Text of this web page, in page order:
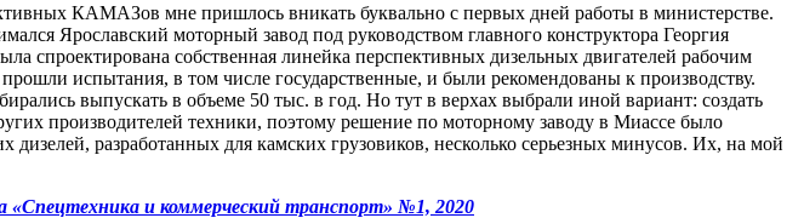
КАМАЗов мне пришлось вникать буквально с первых дней работы в министерстве.
Ярославский моторный завод под руководством главного конструктора Георгия
спроектирована собственная линейка перспективных дизельных двигателей рабочим
испытания, в том числе государственные, и были рекомендованы к производству.
выпускать в объеме 50 тыс. в год. Но тут в верхах выбрали иной вариант: создать
производителей техники, поэтому решение по моторному заводу в Миассе было
разработанных для камских грузовиков, несколько серьезных минусов. Их, на мой
и коммерческий транспорт» №1, 2020